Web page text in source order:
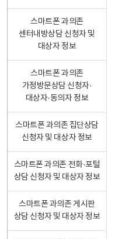
스마트폰 과의존
센터내방상담 신청자 및
대상자 정보
스마트폰 과의존
가정방문상담 신청자·
대상자·동의자 정보
스마트폰 과의존 집단상담
신청자 및 대상자 정보
스마트폰 과의존 전화·포털
상담 신청자 및 대상자 정보
스마트폰 과의존 게시판
상담 신청자 및 대상자 정보